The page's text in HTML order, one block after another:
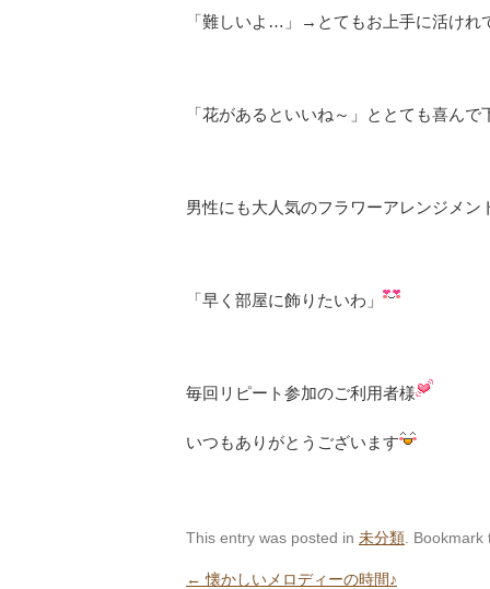
「難しいよ…」→とてもお上手に活けれ
「花があるといいね～」ととても喜んで
男性にも大人気のフラワーアレンジメン
「早く部屋に飾りたいわ」
毎回リピート参加のご利用者様
いつもありがとうございます
This entry was posted in 未分類 .
← 懐かしいメロディーの時間♪